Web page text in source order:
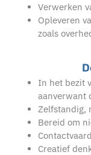
Verwerken
Opleveren
zoals
In het bezit
aanverwant
Zelfstandig,
Bereid om
Creatief